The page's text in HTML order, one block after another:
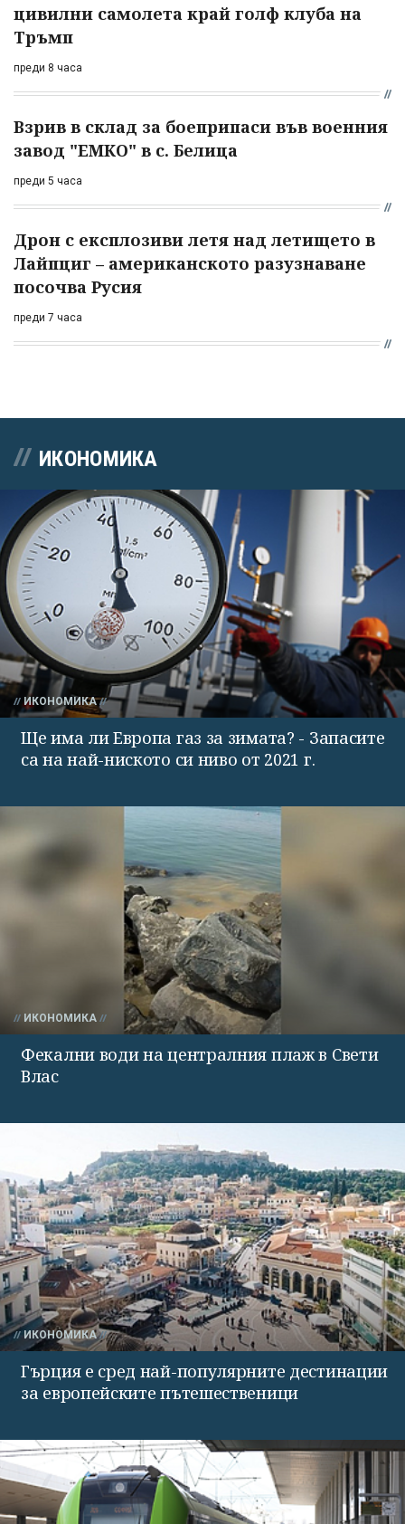
цивилни самолета край голф клуба на
Тръмп
преди 8 часа
Взрив в склад за боеприпаси във военния
завод "ЕМКО" в с. Белица
преди 5 часа
Дрон с експлозиви летя над летището в
Лайпциг – американското разузнаване
посочва Русия
преди 7 часа
ИКОНОМИКА
ИКОНОМИКА
Ще има ли Европа газ за зимата? - Запасите
са на най-ниското си ниво от 2021 г.
ИКОНОМИКА
Фекални води на централния плаж в Свети
Влас
ИКОНОМИКА
Гърция е сред най-популярните дестинации
за европейските пътешественици